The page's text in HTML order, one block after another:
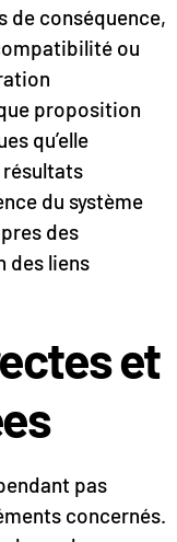
de conséquence,
ou
proposition
qu’elle
résultats
du système
des
des liens
et
pas
concernés.